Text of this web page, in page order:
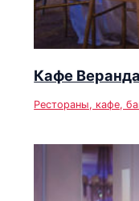
Кафе Веранда
Рестораны, кафе,